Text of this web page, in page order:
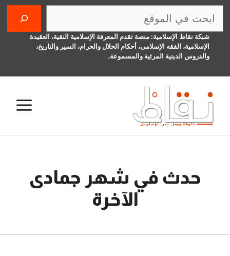
انتقل
المحتوىشبكة نقاط الإسلامية: منصة تقدم المعرفة الإسلامية النقية، العقيدة
الإسلامية، الفقه الإسلامي، أحكام الحلال والحرام، السير والتاريخ،
والدروس الدينية المرئية والمسموعة.
حدث في شهر جمادى
الآخرة